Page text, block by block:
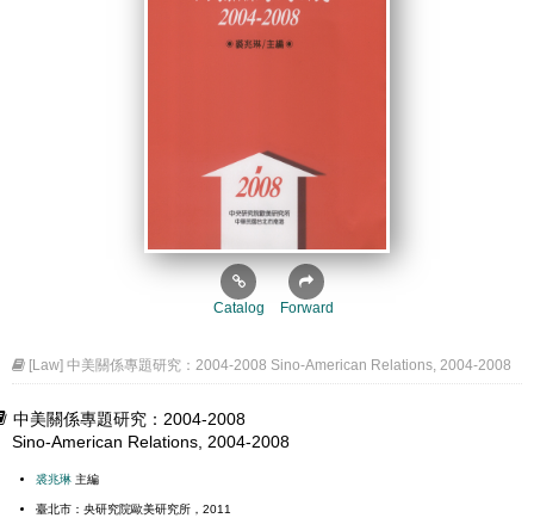
Catalog Forward
[Law] 中美關係專題研究：2004-2008 Sino-American Relations, 2004-2008
中美關係專題研究：2004-2008
Sino-American Relations, 2004-2008
裘兆琳 主編
臺北市：央研究院歐美研究所，2011